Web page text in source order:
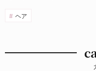
ヘア